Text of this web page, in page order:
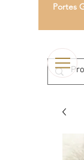
Portes